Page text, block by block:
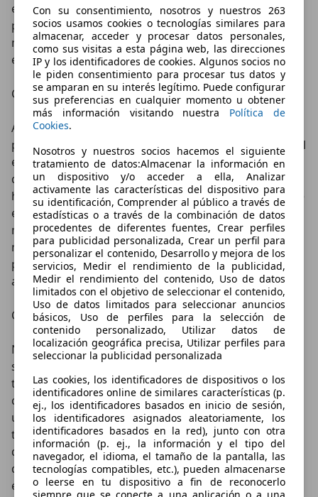
Con su consentimiento, nosotros y nuestros 263
socios usamos cookies o tecnologías similares para
almacenar, acceder y procesar datos personales,
como sus visitas a esta página web, las direcciones
IP y los identificadores de cookies. Algunos socios no
le piden consentimiento para procesar tus datos y
se amparan en su interés legítimo. Puede configurar
sus preferencias en cualquier momento u obtener
más información visitando nuestra Política de
Cookies.
Nosotros y nuestros socios hacemos el siguiente
tratamiento de datos:Almacenar la información en
un dispositivo y/o acceder a ella, Analizar
activamente las características del dispositivo para
su identificación, Comprender al público a través de
estadísticas o a través de la combinación de datos
procedentes de diferentes fuentes, Crear perfiles
para publicidad personalizada, Crear un perfil para
personalizar el contenido, Desarrollo y mejora de los
servicios, Medir el rendimiento de la publicidad,
Medir el rendimiento del contenido, Uso de datos
limitados con el objetivo de seleccionar el contenido,
Uso de datos limitados para seleccionar anuncios
básicos, Uso de perfiles para la selección de
contenido personalizado, Utilizar datos de
localización geográfica precisa, Utilizar perfiles para
seleccionar la publicidad personalizada
Las cookies, los identificadores de dispositivos o los
identificadores online de similares características (p.
ej., los identificadores basados en inicio de sesión,
los identificadores asignados aleatoriamente, los
identificadores basados en la red), junto con otra
información (p. ej., la información y el tipo del
navegador, el idioma, el tamaño de la pantalla, las
tecnologías compatibles, etc.), pueden almacenarse
o leerse en tu dispositivo a fin de reconocerlo
el interior del depósito. Además, dicho visor suele
poseer dos pequeñas muescas, una para la cantidad
máxima y otra para la mínima. Mientras se encuentre
en este rango, no hay ningún problema.
Cómo medir el aceite de una moto con varilla
Algunos modelos como, por ejemplo, los fabricados
por Honda, cuentan con un sistema de varilla similar al
equipado en los coches. Si es así, basta con
desenroscar el tapón del cárter, sacarla y comprobar
hasta qué punto está manchada de aceite. Al igual que
en el caso anterior, estos elementos disponen de
muescas que indican entre qué valores debe estar el
nivel de lubricante. Lo mejor de este sistema es que
puede efectuarse la comprobación montado sobre el
asiento de la moto.
Cómo medir aceite moto con indicadores externos
No es demasiado común pero, algunas motocicletas,
sobre todo si han sido fabricadas por KTM o Aprilia,
tienen un sistema de indicadores externos para
comprobar el nivel del aceite. En concreto, se trata de
un pequeño depósito comunicado con el cárter a
través de un tubo trasparente que indica la cantidad
de lubricante que se encuentra en el depósito. Al igual
que en los casos anteriores, la comprobación se
efectúa en función de muescas de valor máximo y